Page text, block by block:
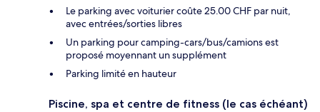
Le parking avec voiturier coûte 25.00 CHF par nuit,
avec entrées/sorties libres
Un parking pour camping-cars/bus/camions est
proposé moyennant un supplément
Parking limité en hauteur
Piscine, spa et centre de fitness (le cas échéant)